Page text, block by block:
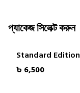
প্যাকেজ সিলেক্ট করুন
Standard Edition
৳ 6,500